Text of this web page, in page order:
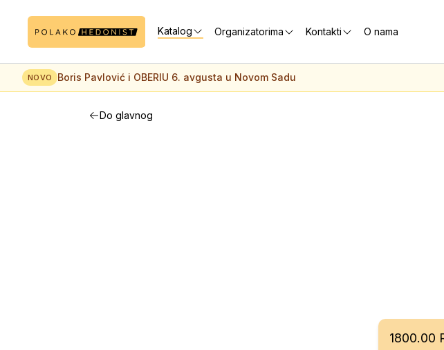
Katalog Organizatorima Kontakti O nama
NOVO Boris Pavlović i OBERIU 6. avgusta u Novom Sadu
Do glavnog
1800.00